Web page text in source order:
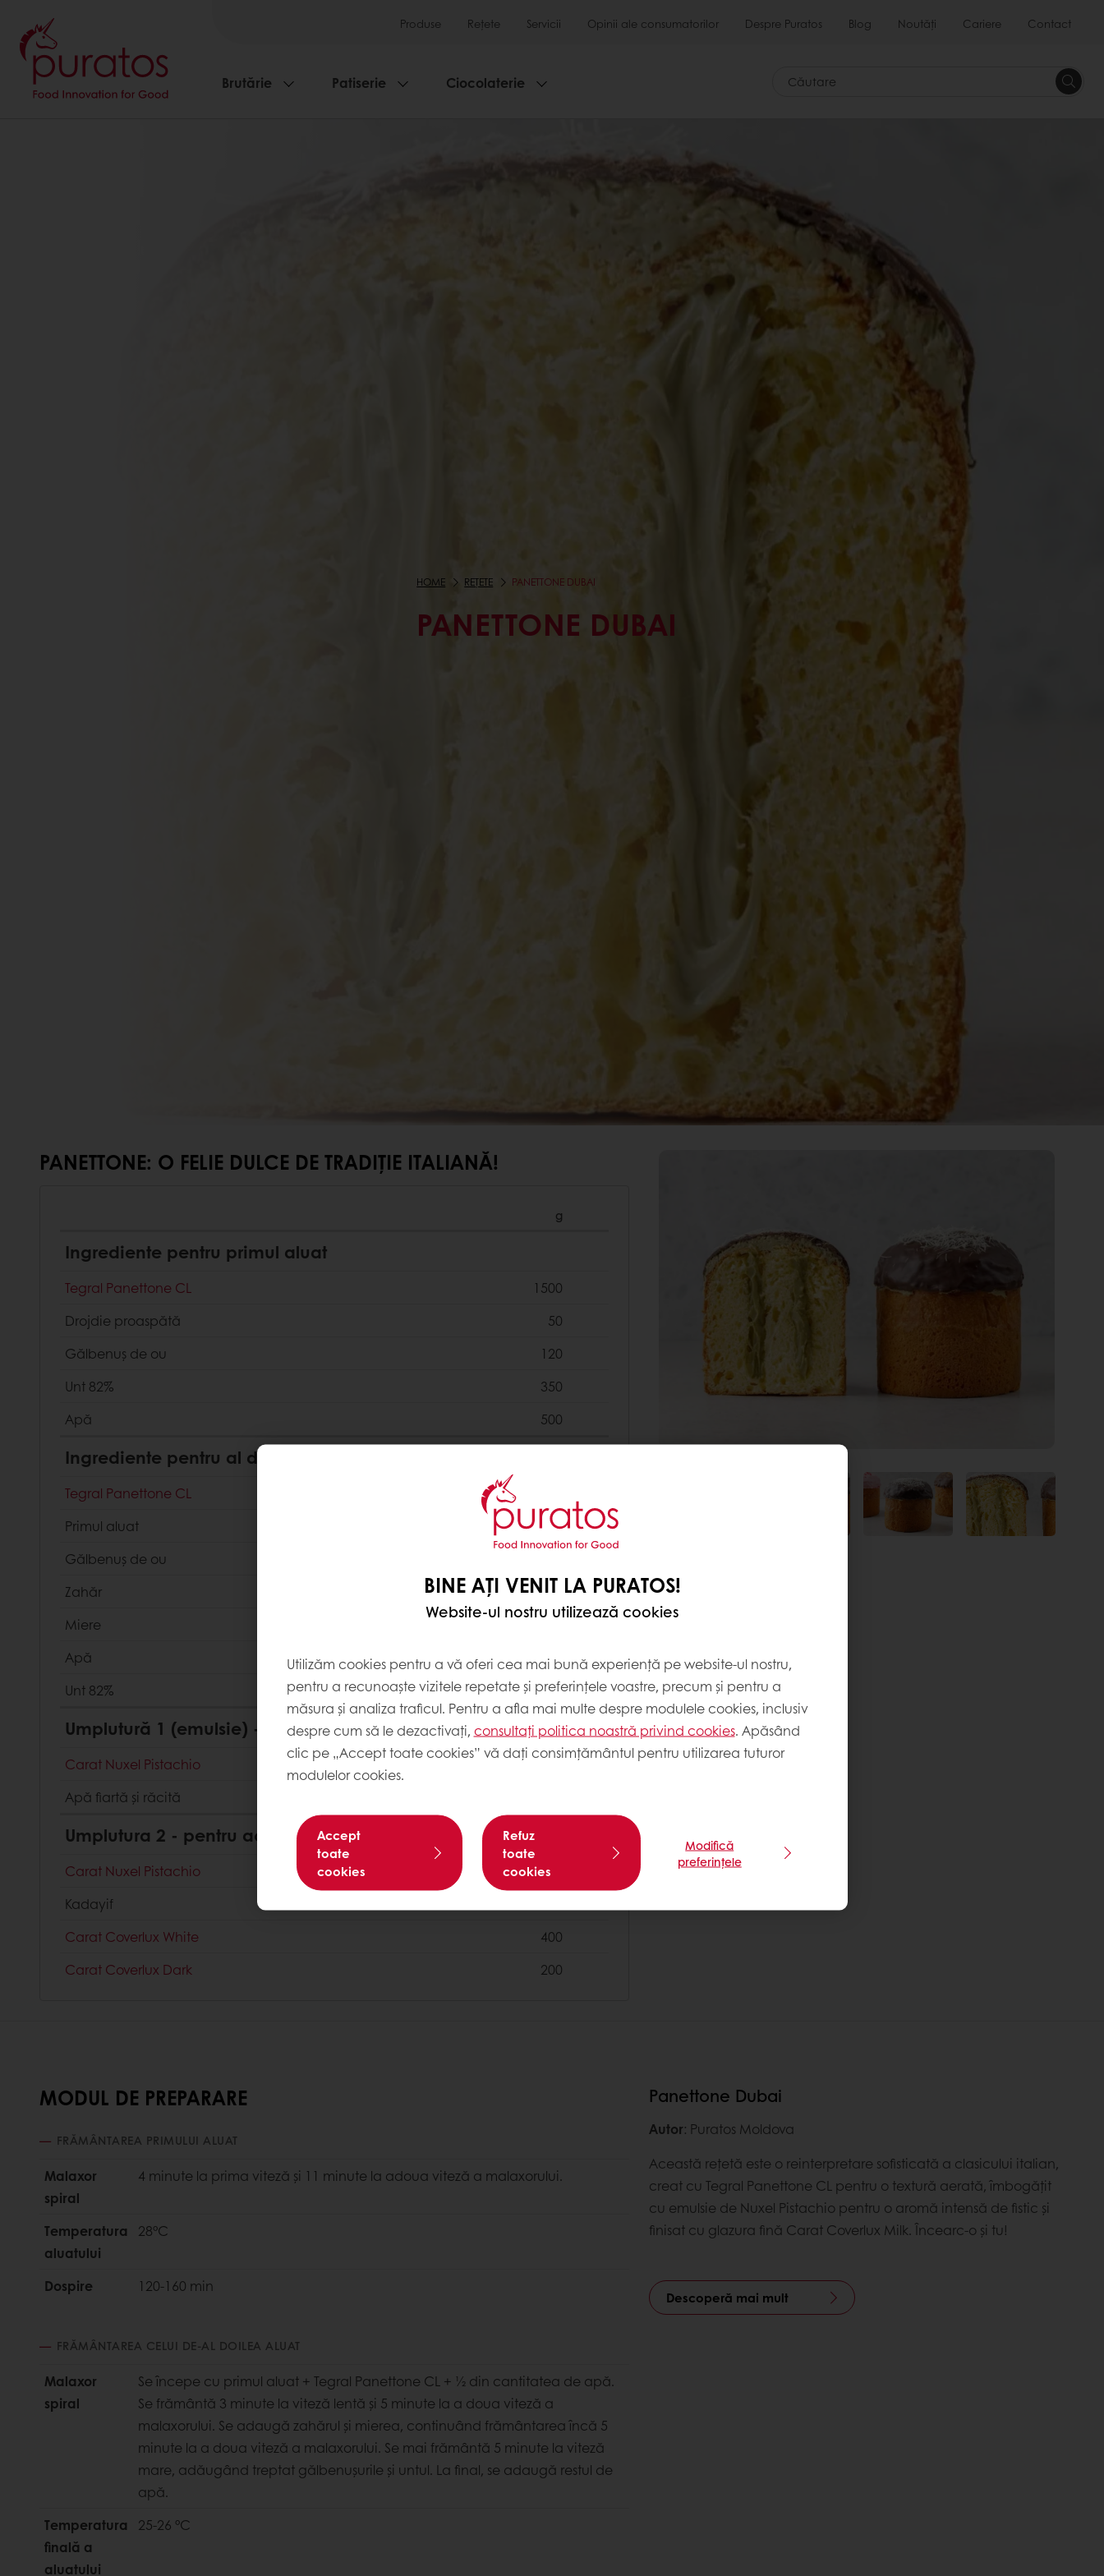
Produse Rețete Servicii Opinii ale consumatorilor Despre Puratos Blog Noutăți Cariere Contact
Brutărie Patiserie Ciocolaterie Căutare
HOME REȚETE PANETTONE DUBAI
PANETTONE DUBAI
PANETTONE: O FELIE DULCE DE TRADIȚIE ITALIANĂ!
g
Ingrediente pentru primul aluat
Tegral Panettone CL
1500
Drojdie proaspătă
50
Gălbenuș de ou
120
Unt 82%
350
Apă
500
Ingrediente pentru al doilea aluat
Tegral Panettone CL
Primul aluat
2520
Gălbenuș de ou
Zahăr
350
Miere
Apă
600
Unt 82%
350
Umplutură 1 (emulsie) - injectată după coacere
Carat Nuxel Pistachio
1500
Apă fiartă și răcită
Umplutura 2 - pentru acoperire
Carat Nuxel Pistachio
1650
Kadayif
Сarat Coverlux White
400
Carat Coverlux Dark
200
MODUL DE PREPARARE
FRĂMÂNTAREA PRIMULUI ALUAT
Malaxor
spiral
4 minute la prima viteză și 11 minute la adoua viteză a malaxorului.
Temperatura
aluatului
28°C
Dospire 120-160 min
FRĂMÂNTAREA CELUI DE-AL DOILEA ALUAT
Malaxor
spiral
Se începe cu primul aluat + Tegral Panettone CL + 1⁄2 din cantitatea de apă.
Se frământă 3 minute la viteză lentă și 5 minute la a doua viteză a
malaxorului. Se adaugă zahărul și mierea, continuând frământarea încă 5
minute la a doua viteză a malaxorului. Se mai frământă 5 minute la viteză
mare, adăugând treptat gălbenușurile și untul. La final, se adaugă restul de
apă.
Temperatura
finală a
aluatului
25-26 °C
Panettone Dubai
Autor: Puratos Moldova
Această rețetă este o reinterpretare sofisticată a clasicului italian,
creat cu Tegral Panettone CL pentru o textură aerată, îmbogățit
cu emulsie de Nuxel Pistachio pentru o aromă intensă de fistic și
finisat cu glazura fină Carat Coverlux Milk. Încearc-o și tu!
Descoperă mai mult
BINE AȚI VENIT LA PURATOS!
Website-ul nostru utilizează cookies
Utilizăm cookies pentru a vă oferi cea mai bună experiență pe website-ul nostru,
pentru a recunoaște vizitele repetate și preferințele voastre, precum și pentru a
măsura și analiza traficul. Pentru a afla mai multe despre modulele cookies, inclusiv
despre cum să le dezactivați, consultați politica noastră privind cookies. Apăsând
clic pe „Accept toate cookies” vă dați consimțământul pentru utilizarea tuturor
modulelor cookies.
Accept
toate
cookies
Refuz
toate
cookies
Modifică
preferințele